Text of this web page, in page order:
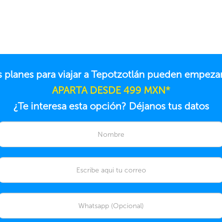
planes para viajar a Tepotzotlán pueden
APARTA DESDE 499 MXN*
¿Te interesa esta opción? Déjanos tus datos